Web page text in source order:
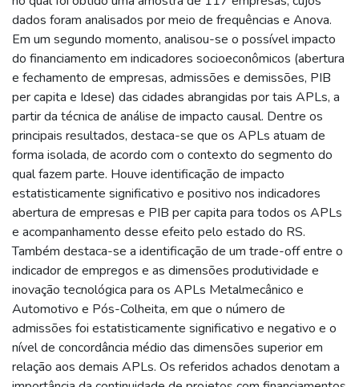
dados foram analisados por meio de frequências e Anova.
Em um segundo momento, analisou-se o possível impacto
do financiamento em indicadores socioeconômicos (abertura
e fechamento de empresas, admissões e demissões, PIB
per capita e Idese) das cidades abrangidas por tais APLs, a
partir da técnica de análise de impacto causal. Dentre os
principais resultados, destaca-se que os APLs atuam de
forma isolada, de acordo com o contexto do segmento do
qual fazem parte. Houve identificação de impacto
estatisticamente significativo e positivo nos indicadores
abertura de empresas e PIB per capita para todos os APLs
e acompanhamento desse efeito pelo estado do RS.
Também destaca-se a identificação de um trade-off entre o
indicador de empregos e as dimensões produtividade e
inovação tecnológica para os APLs Metalmecânico e
Automotivo e Pós-Colheita, em que o número de
admissões foi estatisticamente significativo e negativo e o
nível de concordância médio das dimensões superior em
relação aos demais APLs. Os referidos achados denotam a